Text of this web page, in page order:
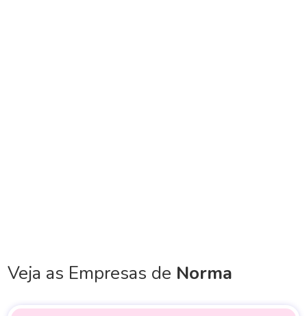
Veja as Empresas de Norma